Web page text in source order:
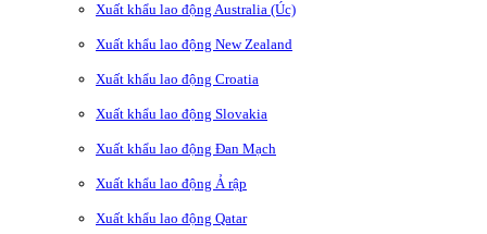
Xuất khẩu lao động Australia (Úc)
Xuất khẩu lao động New Zealand
Xuất khẩu lao động Croatia
Xuất khẩu lao động Slovakia
Xuất khẩu lao động Đan Mạch
Xuất khẩu lao động Ả rập
Xuất khẩu lao động Qatar